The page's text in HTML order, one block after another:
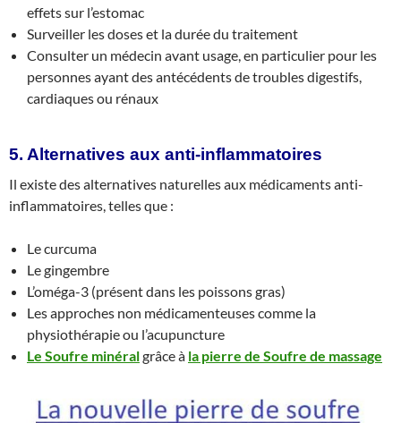
effets sur l’estomac
Surveiller les doses et la durée du traitement
Consulter un médecin avant usage, en particulier pour les
personnes ayant des antécédents de troubles digestifs,
cardiaques ou rénaux
5. Alternatives aux anti-inflammatoires
Il existe des alternatives naturelles aux médicaments anti-
inflammatoires, telles que :
Le curcuma
Le gingembre
L’oméga-3 (présent dans les poissons gras)
Les approches non médicamenteuses comme la
physiothérapie ou l’acupuncture
Le Soufre minéralgrâce à la pierre de Soufre de massage